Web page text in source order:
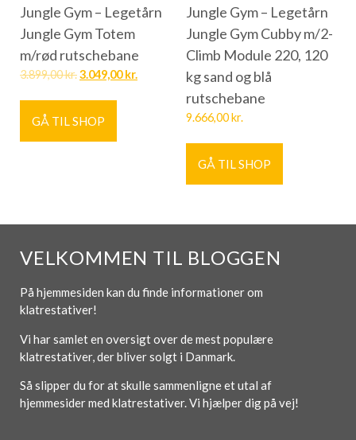
Jungle Gym – Legetårn
Jungle Gym Totem
m/rød rutschebane
3.899,00kr.3.049,00kr.
GÅ TIL SHOP
Jungle Gym – Legetårn
Jungle Gym Cubby m/2-
Climb Module 220, 120
kg sand og blå
rutschebane
9.666,00kr.
GÅ TIL SHOP
VELKOMMEN TIL BLOGGEN
På hjemmesiden kan du finde informationer om
klatrestativer!
Vi har samlet en oversigt over de mest populære
klatrestativer, der bliver solgt i Danmark.
Så slipper du for at skulle sammenligne et utal af
hjemmesider med klatrestativer. Vi hjælper dig på vej!